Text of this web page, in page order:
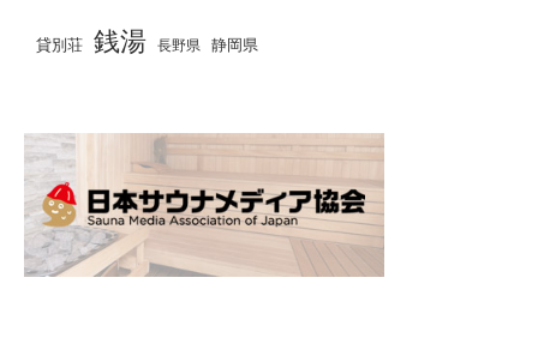
貸別荘 銭湯 長野県 静岡県